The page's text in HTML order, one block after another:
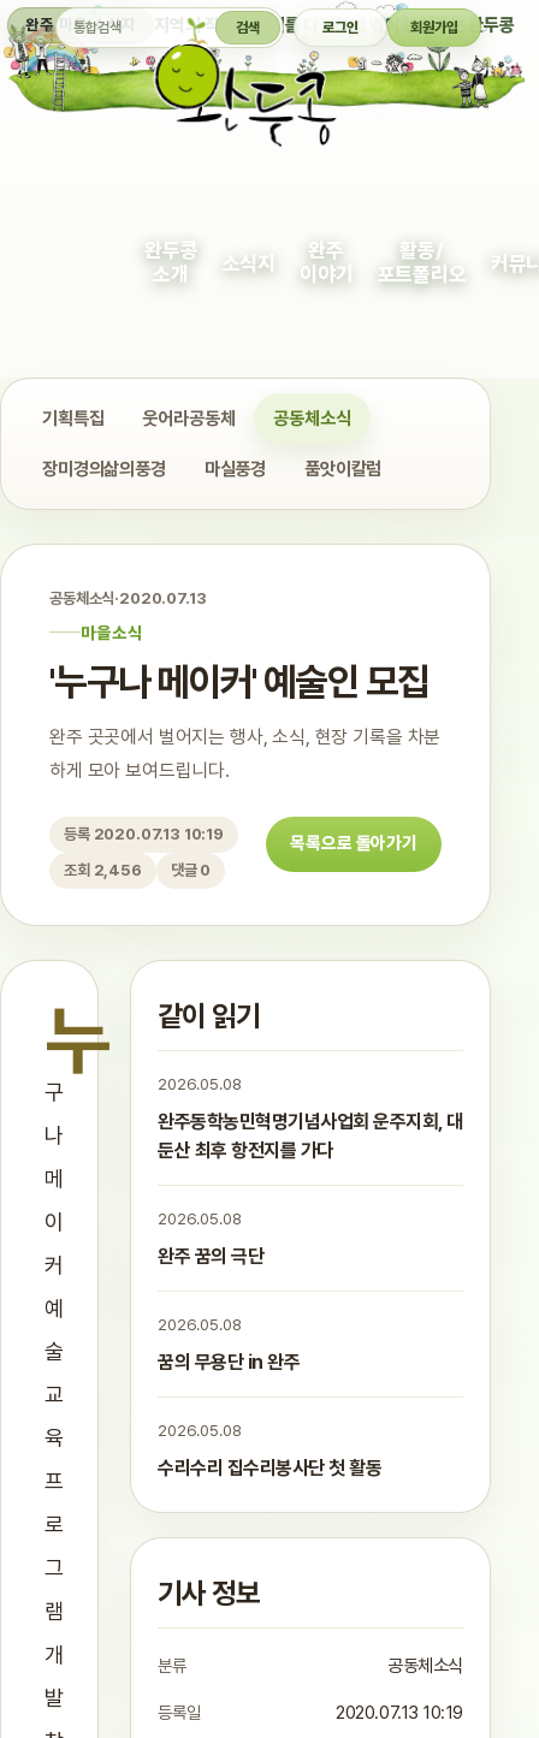
완주 마을 소식지 지역의 작은 이야기를 다정하게 엮어 보여주는 완두콩
통합검색 검색 로그인 회원가입
완두콩
소개
소식지
완주
이야기
활동/
포트폴리오
커뮤
기획특집 웃어라공동체 공동체소식
장미경의삶의풍경 마실풍경 품앗이칼럼
공동체소식·2020.07.13
마을소식
'누구나 메이커' 예술인 모집
완주 곳곳에서 벌어지는 행사, 소식, 현장 기록을 차분
하게 모아 보여드립니다.
등록 2020.07.13 10:19
조회 2,456
댓글 0
목록으로 돌아가기
누
구
나
메
이
커
예
술
교
육
프
로
그
램
개
발
같이 읽기
2026.05.08
완주동학농민혁명기념사업회 운주지회, 대
둔산 최후 항전지를 가다
2026.05.08
완주 꿈의 극단
2026.05.08
꿈의 무용단 in 완주
2026.05.08
수리수리 집수리봉사단 첫 활동
기사 정보
분류 공동체소식
등록일 2020.07.13 10:19